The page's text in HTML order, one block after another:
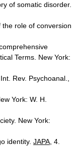
of somatic disorder.
role of conversion
Terms. New York:
Rev. Psychoanal.,
York: W. H.
New York:
identity. JAPA , 4.